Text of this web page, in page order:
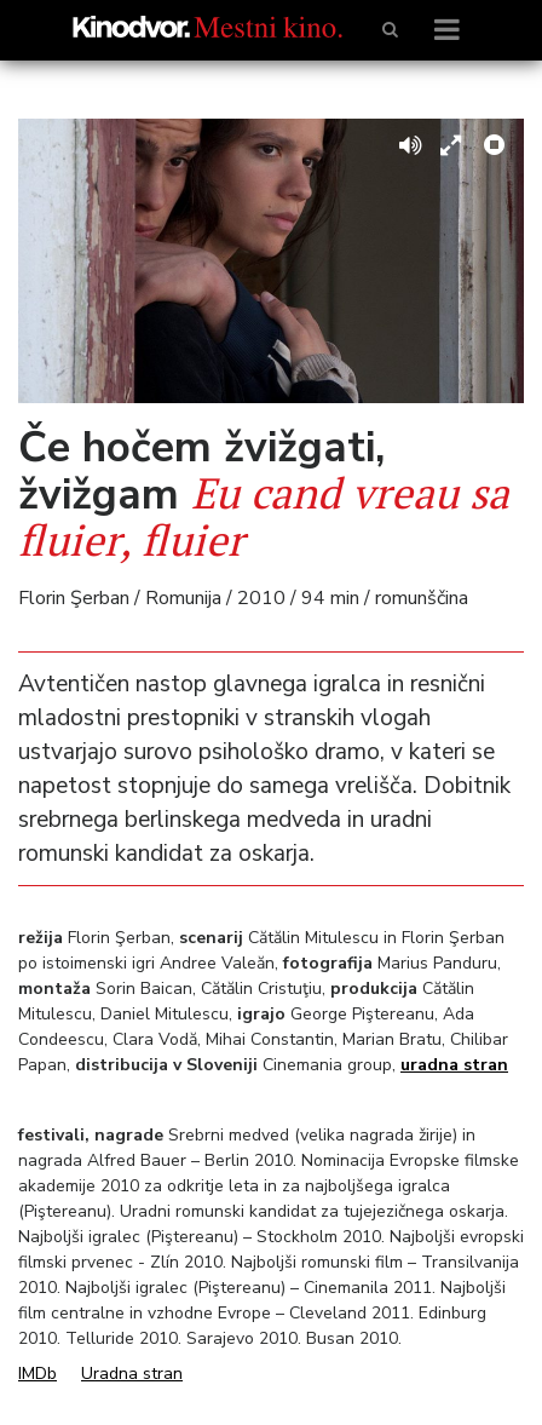
Če hočem žvižgati,
žvižgam Eu cand vreau sa
fluier, fluier
Florin Şerban / Romunija / 2010 / 94 min / romunščina
Avtentičen nastop glavnega igralca in resnični
mladostni prestopniki v stranskih vlogah
ustvarjajo surovo psihološko dramo, v kateri se
napetost stopnjuje do samega vrelišča. Dobitnik
srebrnega berlinskega medveda in uradni
romunski kandidat za oskarja.
režija Florin Şerban, scenarij Cătălin Mitulescu in Florin Şerban
po istoimenski igri Andree Valeăn,fotografija Marius Panduru,
montaža Sorin Baican, Cătălin Cristuţiu, produkcija Cătălin
Mitulescu, Daniel Mitulescu, igrajo George Piştereanu, Ada
Condeescu, Clara Vodă, Mihai Constantin, Marian Bratu, Chilibar
Papan, distribucija v Sloveniji Cinemania group, uradna stran
festivali, nagrade Srebrni medved (velika nagrada žirije) in
nagrada Alfred Bauer – Berlin 2010. Nominacija Evropske filmske
akademije 2010 za odkritje leta in za najboljšega igralca
(Piştereanu). Uradni romunski kandidat za tujejezičnega oskarja.
Najboljši igralec (Piştereanu) – Stockholm 2010. Najboljši evropski
filmski prvenec - Zlín 2010. Najboljši romunski film – Transilvanija
2010. Najboljši igralec (Piştereanu) – Cinemanila 2011. Najboljši
film centralne in vzhodne Evrope – Cleveland 2011. Edinburg
2010. Telluride 2010. Sarajevo 2010. Busan 2010.
IMDb
Uradna stran